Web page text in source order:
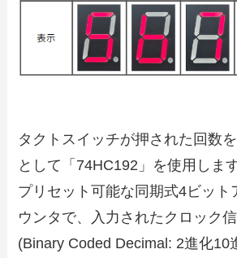
タクトスイッチが押された回数
として「74HC192」を使用しま
プリセット可能な同期式4ビット
ウンタで、入力されたクロック
(Binary Coded Decimal: 2進化10